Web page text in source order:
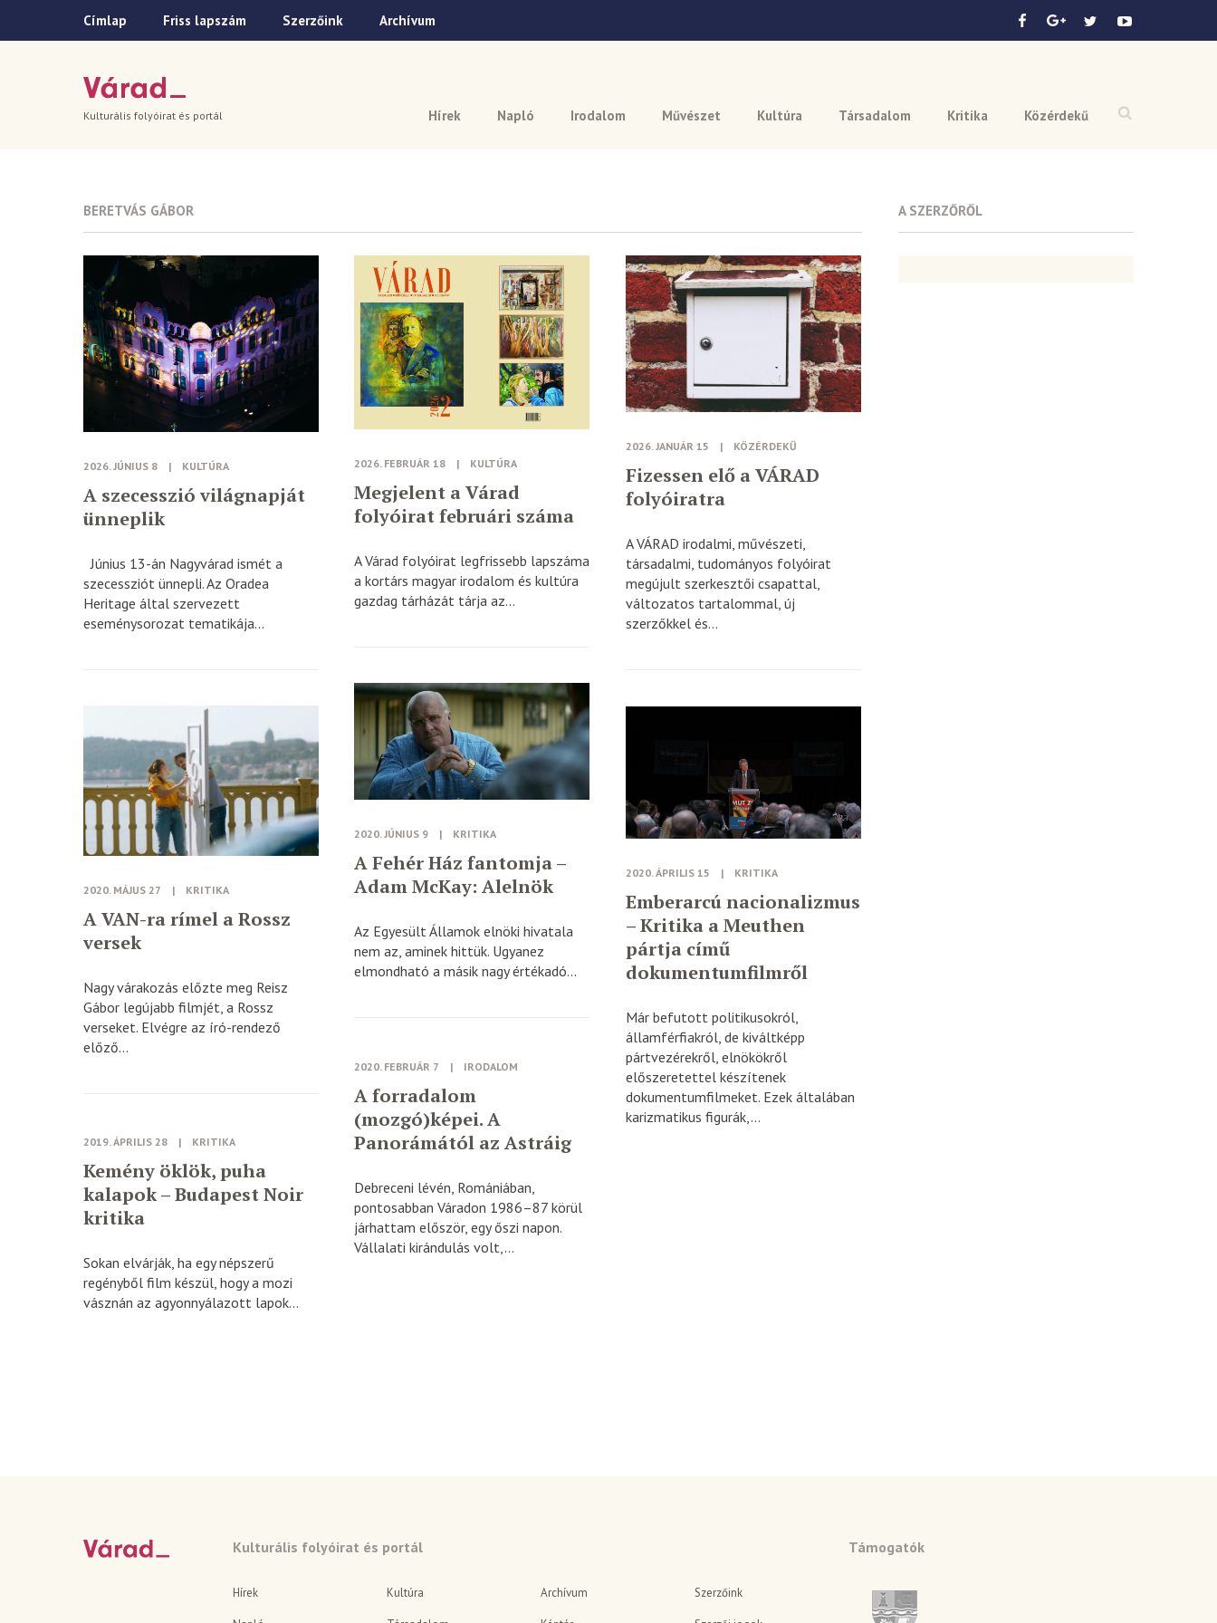
Címlap Friss lapszám Szerzőink Archívum
Hírek Napló Irodalom Művészet Kultúra Társadalom Kritika Közérdekű
Kulturális folyóirat és portál
BERETVÁS GÁBOR
2026. JÚNIUS 8 | KULTÚRA
A szecesszió világnapját
ünneplik
Június 13-án Nagyvárad ismét a
szecessziót ünnepli. Az Oradea
Heritage által szervezett
eseménysorozat tematikája...
2026. FEBRUÁR 18 | KULTÚRA
Megjelent a Várad
folyóirat februári száma
A Várad folyóirat legfrissebb lapszáma
a kortárs magyar irodalom és kultúra
gazdag tárházát tárja az...
2026. JANUÁR 15 | KÖZÉRDEKŰ
Fizessen elő a VÁRAD
folyóiratra
A VÁRAD irodalmi, művészeti,
társadalmi, tudományos folyóirat
megújult szerkesztői csapattal,
változatos tartalommal, új
szerzőkkel és...
2020. JÚNIUS 9 | KRITIKA
A Fehér Ház fantomja –
Adam McKay: Alelnök
Az Egyesült Államok elnöki hivatala
nem az, aminek hittük. Ugyanez
elmondható a másik nagy értékadó...
2020. MÁJUS 27 | KRITIKA
A VAN-ra rímel a Rossz
versek
Nagy várakozás előzte meg Reisz
Gábor legújabb filmjét, a Rossz
verseket. Elvégre az író-rendező
előző...
2020. ÁPRILIS 15 | KRITIKA
Emberarcú nacionalizmus
– Kritika a Meuthen
pártja című
dokumentumfilmről
Már befutott politikusokról,
államférfiakról, de kiváltképp
pártvezérekről, elnökökről
előszeretettel készítenek
dokumentumfilmeket. Ezek általában
karizmatikus figurák,...
2020. FEBRUÁR 7 | IRODALOM
A forradalom
(mozgó)képei. A
Panorámától az Astráig
Debreceni lévén, Romániában,
pontosabban Váradon 1986–87 körül
járhattam először, egy őszi napon.
Vállalati kirándulás volt,...
2019. ÁPRILIS 28 | KRITIKA
Kemény öklök, puha
kalapok – Budapest Noir
kritika
Sokan elvárják, ha egy népszerű
regényből film készül, hogy a mozi
vásznán az agyonnyálazott lapok...
A SZERZŐRŐL
Kulturális folyóirat és portál
Hírek Kultúra Archívum Szerzőink
Támogatók